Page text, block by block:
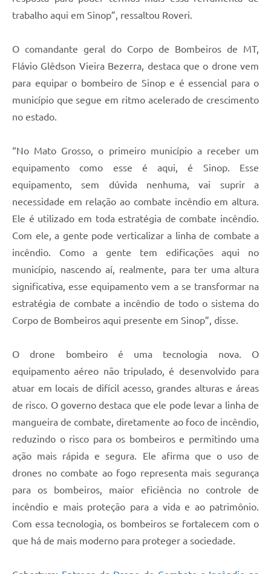
trabalho aqui em Sinop”, ressaltou Roveri.
O comandante geral do Corpo de Bombeiros de MT,
Flávio Glêdson Vieira Bezerra, destaca que o drone vem
para equipar o bombeiro de Sinop e é essencial para o
município que segue em ritmo acelerado de crescimento
no estado.
“No Mato Grosso, o primeiro município a receber um
equipamento como esse é aqui, é Sinop. Esse
equipamento, sem dúvida nenhuma, vai suprir a
necessidade em relação ao combate incêndio em altura.
Ele é utilizado em toda estratégia de combate incêndio.
Com ele, a gente pode verticalizar a linha de combate a
incêndio. Como a gente tem edificações aqui no
município, nascendo aí, realmente, para ter uma altura
significativa, esse equipamento vem a se transformar na
estratégia de combate a incêndio de todo o sistema do
Corpo de Bombeiros aqui presente em Sinop”, disse.
O drone bombeiro é uma tecnologia nova. O
equipamento aéreo não tripulado, é desenvolvido para
atuar em locais de difícil acesso, grandes alturas e áreas
de risco. O governo destaca que ele pode levar a linha de
mangueira de combate, diretamente ao foco de incêndio,
reduzindo o risco para os bombeiros e permitindo uma
ação mais rápida e segura. Ele afirma que o uso de
drones no combate ao fogo representa mais segurança
para os bombeiros, maior eficiência no controle de
incêndio e mais proteção para a vida e ao patrimônio.
Com essa tecnologia, os bombeiros se fortalecem com o
que há de mais moderno para proteger a sociedade.